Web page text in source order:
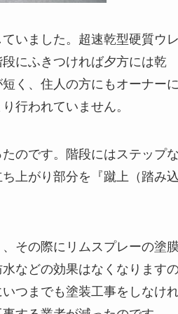
いました。超速乾型硬質ウレ
にふきつければ夕方には乾
く、住人の方にもオーナーに
行われていません。
のです。階段にはステップな
上がり部分を『蹴上（踏み込
その際にリムスプレーの塗膜
などの効果はなくなります
つまでも塗装工事をしなけ